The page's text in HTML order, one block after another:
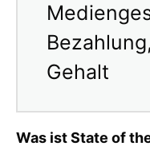
Gehalt
Was ist State of